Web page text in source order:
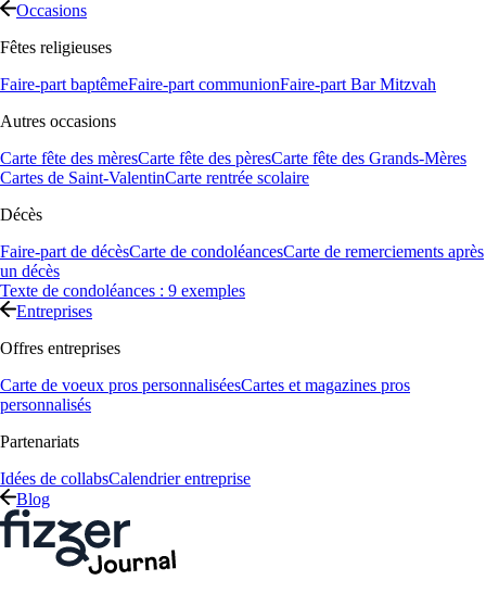
Occasions
Fêtes religieuses
Faire-part baptêmeFaire-part communionFaire-part Bar Mitzvah
Autres occasions
Carte fête des mèresCarte fête des pèresCarte fête des Grands-Mères
Cartes de Saint-ValentinCarte rentrée scolaire
Décès
Faire-part de décèsCarte de condoléancesCarte de remerciements après
un décès
Texte de condoléances : 9 exemples
Entreprises
Offres entreprises
Carte de voeux pros personnaliséesCartes et magazines pros
personnalisés
Partenariats
Idées de collabsCalendrier entreprise
Blog